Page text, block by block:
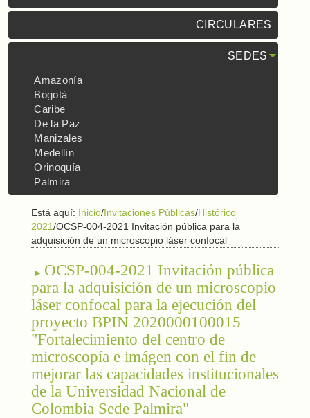
CIRCULARES
SEDES
Amazonía
Bogotá
Caribe
De la Paz
Manizales
Medellín
Orinoquía
Palmira
Está aquí: Inicio/Invitaciones Públicas/Histórico
2021/OCSP-004-2021 Invitación pública para la
adquisición de un microscopio láser confocal
OCSP-004-2021 Invitación pública
para la adquisición de un microscopio
láser confocal para la ejecución del
proyecto BPIN 2020000100015
"Fortalecimiento del centro de
microscopía e imágen con el fin de
mejorar las capacidades institucionales
de la Universidad Nacional de
Colombia Sede Palmira"